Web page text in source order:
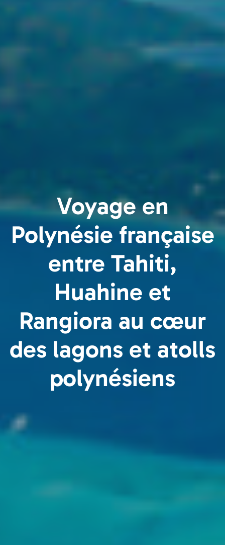
Voyage en
Polynésie française
entre Tahiti,
Huahine et
Rangiora au cœur
des lagons et atolls
polynésiens